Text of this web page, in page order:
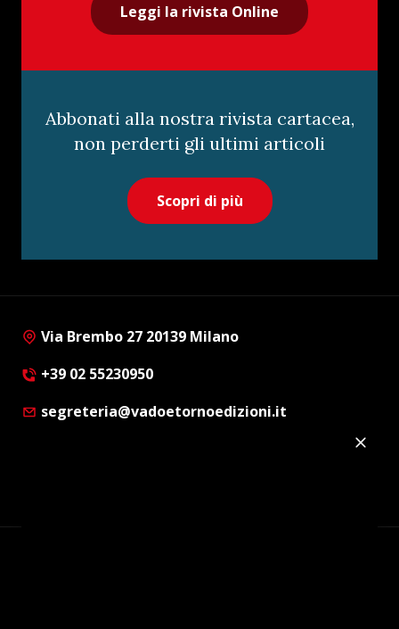
Leggi la rivista Online
Abbonati alla nostra rivista cartacea,
non perderti gli ultimi articoli
Scopri di più
Via Brembo 27 20139 Milano
+39 02 55230950
segreteria@vadoetornoedizioni.it